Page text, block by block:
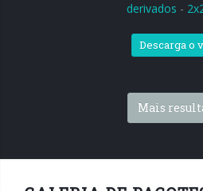
derivados -
Descarga o
Mais